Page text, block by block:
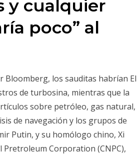
y cualquier
poco” al
Bloomberg, los sauditas habrían El
de turbosina, mientras que la
sobre petróleo, gas natural,
de navegación y los grupos de
Putin, y su homólogo chino, Xi
Corporation (CNPC),